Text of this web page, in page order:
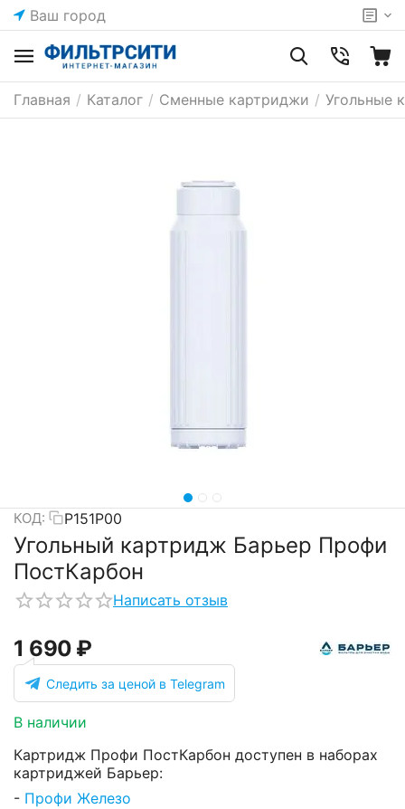
Ваш город
Главная / Каталог / Сменные картриджи / Угольные
КОД: Р151Р00
Угольный картридж Барьер Профи
ПостКарбон
Написать отзыв
1 690 ₽
Следить за ценой в Telegram
В наличии
Картридж Профи ПостКарбон доступен в наборах
картриджей Барьер:
- Профи Железо